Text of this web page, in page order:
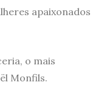
apaixonados
o mais
Monfils.